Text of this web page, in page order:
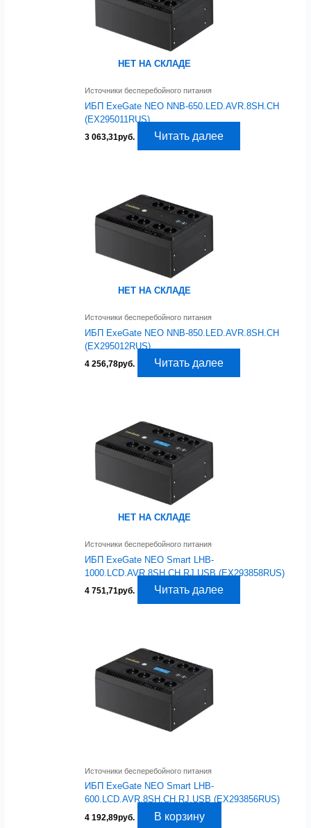
НЕТ НА СКЛАДЕ
Источники бесперебойного питания
ИБП ExeGate NEO NNB-650.LED.AVR.8SH.CH
(EX295011RUS)
3 063,31руб. Читать далее
НЕТ НА СКЛАДЕ
Источники бесперебойного питания
ИБП ExeGate NEO NNB-850.LED.AVR.8SH.CH
(EX295012RUS)
4 256,78руб. Читать далее
НЕТ НА СКЛАДЕ
Источники бесперебойного питания
ИБП ExeGate NEO Smart LHB-
1000.LCD.AVR.8SH.CH.RJ.USB (EX293858RUS)
4 751,71руб. Читать далее
Источники бесперебойного питания
ИБП ExeGate NEO Smart LHB-
600.LCD.AVR.8SH.CH.RJ.USB (EX293856RUS)
4 192,89руб. В корзину